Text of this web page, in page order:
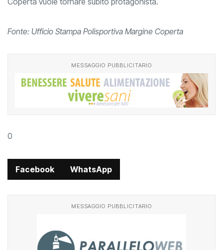
Fonte: Ufficio Stampa Polisportiva Margine Coperta
MESSAGGIO PUBBLICITARIO
0
Facebook WhatsApp
MESSAGGIO PUBBLICITARIO